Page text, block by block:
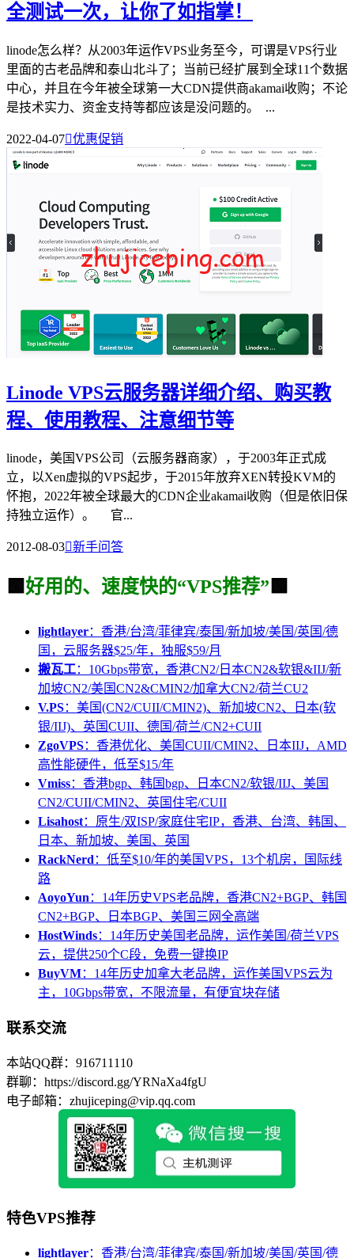
全测试一次，让你了如指掌！
linode怎么样？从2003年运作VPS业务至今，可谓是VPS行业
里面的古老品牌和泰山北斗了；当前已经扩展到全球11个数据
中心，并且在今年被全球第一大CDN提供商akamai收购；不论
是技术实力、资金支持等都应该是没问题的。 ...
2022-04-07优惠促销
Linode VPS云服务器详细介绍、购买教
程、使用教程、注意细节等
linode，美国VPS公司（云服务器商家），于2003年正式成
立，以Xen虚拟的VPS起步，于2015年放弃XEN转投KVM的
怀抱，2022年被全球最大的CDN企业akamai收购（但是依旧保
持独立运作）。 官...
2012-08-03新手问答
🟩 好用的、速度快的“VPS推荐” 🟩
lightlayer：香港/台湾/菲律宾/泰国/新加坡/美国/英国/德
国，云服务器$25/年，独服$59/月
搬瓦工：10Gbps带宽，香港CN2/日本CN2&软银&IIJ/新
加坡CN2/美国CN2&CMIN2/加拿大CN2/荷兰CU2
V.PS：美国(CN2/CUII/CMIN2)、新加坡CN2、日本(软
银/IIJ)、英国CUII、德国/荷兰/CN2+CUII
ZgoVPS：香港优化、美国CUII/CMIN2、日本IIJ，AMD
高性能硬件，低至$15/年
Vmiss：香港bgp、韩国bgp、日本CN2/软银/IIJ、美国
CN2/CUII/CMIN2、英国住宅/CUII
Lisahost：原生/双ISP/家庭住宅IP，香港、台湾、韩国、
日本、新加坡、美国、英国
RackNerd ：低至$10/年的美国VPS，13个机房，国际线
路
AoyoYun ：14年历史VPS老品牌，香港CN2+BGP、韩国
CN2+BGP、日本BGP、美国三网全高端
HostWinds：14年历史美国老品牌，运作美国/荷兰VPS
云，提供250个C段，免费一键换IP
BuyVM：14年历史加拿大老品牌，运作美国VPS云为
主，10Gbps带宽，不限流量，有便宜块存储
联系交流
本站QQ群：916711110
群聊：https://discord.gg/YRNaXa4fgU
电子邮箱：zhujiceping@vip.qq.com
特色VPS推荐
lightlayer：香港/台湾/菲律宾/泰国/新加坡/美国/英国/德